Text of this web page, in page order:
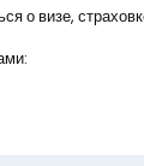
о визе,